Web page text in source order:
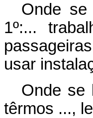
Onde se
1º:...
usar
Onde se
têrmos ...,